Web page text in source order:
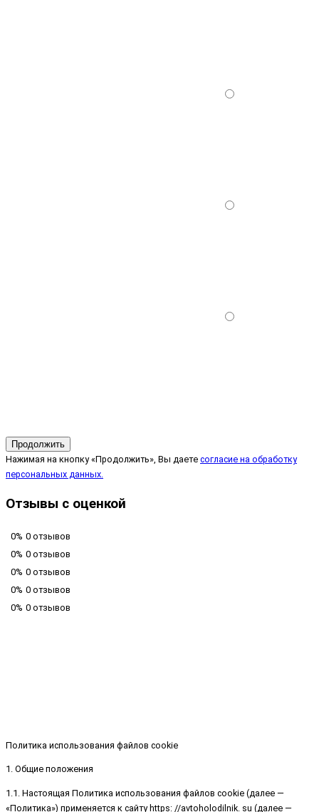
Продолжить
Нажимая на кнопку «Продолжить», Вы даете согласие на обработку
персональных данных.
Отзывы с оценкой
0% 0 отзывов
0% 0 отзывов
0% 0 отзывов
0% 0 отзывов
0% 0 отзывов
Политика использования файлов cookie
1. Общие положения
1.1. Настоящая Политика использования файлов cookie (далее —
«Политика») применяется к сайту https: //avtoholodilnik. su (далее —